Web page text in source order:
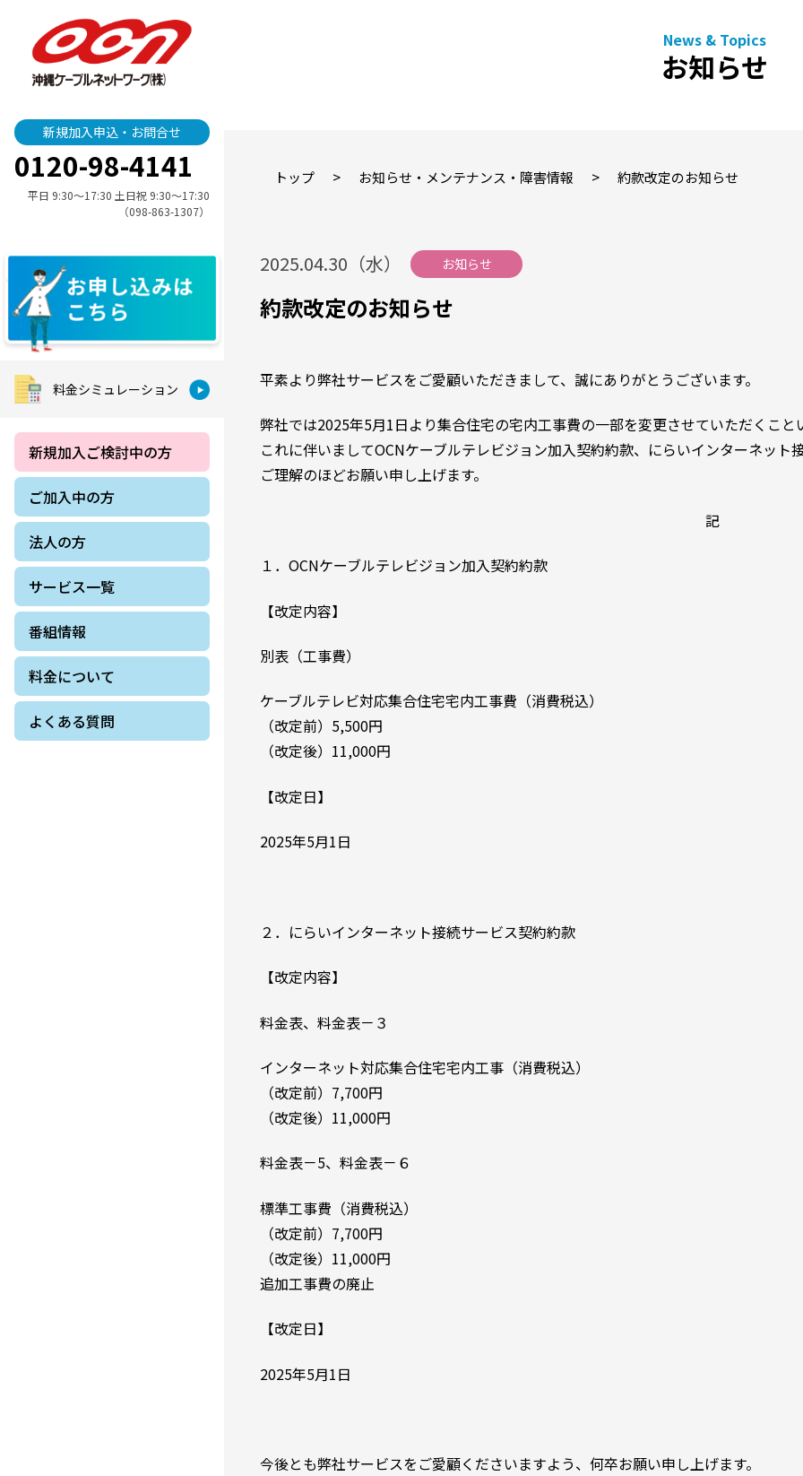
新規加入申込・お問合せ
0120-98-4141
平日 9:30〜17:30 土日祝 9:30〜17:30
（098-863-1307）
料金シミュレーション
新規加入ご検討中の方
ご加入中の方
法人の方
サービス一覧
番組情報
料金について
よくある質問
お知らせ
トップ > お知らせ・メンテナンス・障害情報 > 約款改定のお知らせ
2025.04.30（水） お知らせ
約款改定のお知らせ
平素より弊社サービスをご愛顧いただきまして、誠にありがとうございます。
弊社では2025年5月1日より集合住宅の宅内工事費の一部を変更させていただくこ
これに伴いましてOCNケーブルテレビジョン加入契約約款、にらいインターネッ
ご理解のほどお願い申し上げます。
記
１．OCNケーブルテレビジョン加入契約約款
【改定内容】
別表（工事費）
ケーブルテレビ対応集合住宅宅内工事費（消費税込）
（改定前）5,500円
（改定後）11,000円
【改定日】
2025年5月1日
２．にらいインターネット接続サービス契約約款
【改定内容】
料金表、料金表－３
インターネット対応集合住宅宅内工事（消費税込）
（改定前）7,700円
（改定後）11,000円
料金表－5、料金表－６
標準工事費（消費税込）
（改定前）7,700円
（改定後）11,000円
追加工事費の廃止
【改定日】
2025年5月1日
今後とも弊社サービスをご愛顧くださいますよう、何卒お願い申し上げます。